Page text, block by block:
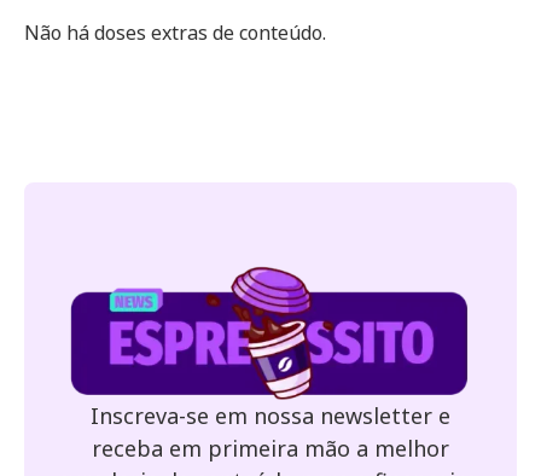
Não há doses extras de conteúdo.
Inscreva-se em nossa newsletter e
receba em primeira mão a melhor